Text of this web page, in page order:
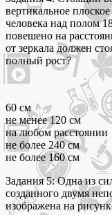
вертикальное
человека над полом
повешено на
от зеркала должен
полный рост?
60 см
не менее 120 см
на любом расстоянии
не более 240 см
не более 160 см
Задания 5: Одна из
созданного двумя
изображена на